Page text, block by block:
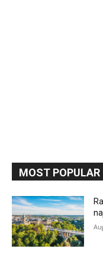
MOST POPULAR